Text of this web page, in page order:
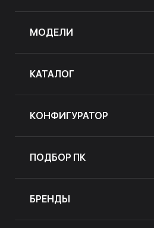
МОДЕЛИ
КАТАЛОГ
КОНФИГУРАТОР
ПОДБОР ПК
БРЕНДЫ